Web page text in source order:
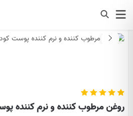
روغن مرطوب کننده و نرم کننده